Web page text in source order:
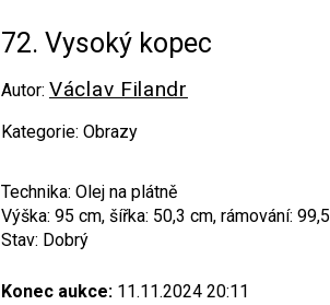
72. Vysoký kopec
Autor: Václav Filandr
Kategorie: Obrazy
Technika: Olej na plátně
Výška: 95 cm, šířka: 50,3 cm, rámování:
Stav: Dobrý
Konec aukce: 11.11.2024 20:11